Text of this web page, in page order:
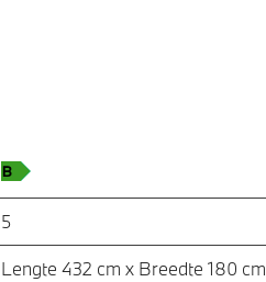
5
Lengte 432 cm x Breedte 180 cm